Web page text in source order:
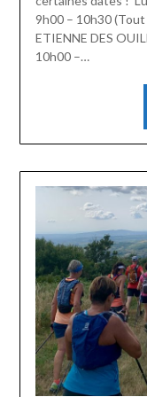
9h00 – 10h30
ETIENNE DES
10h00 –…